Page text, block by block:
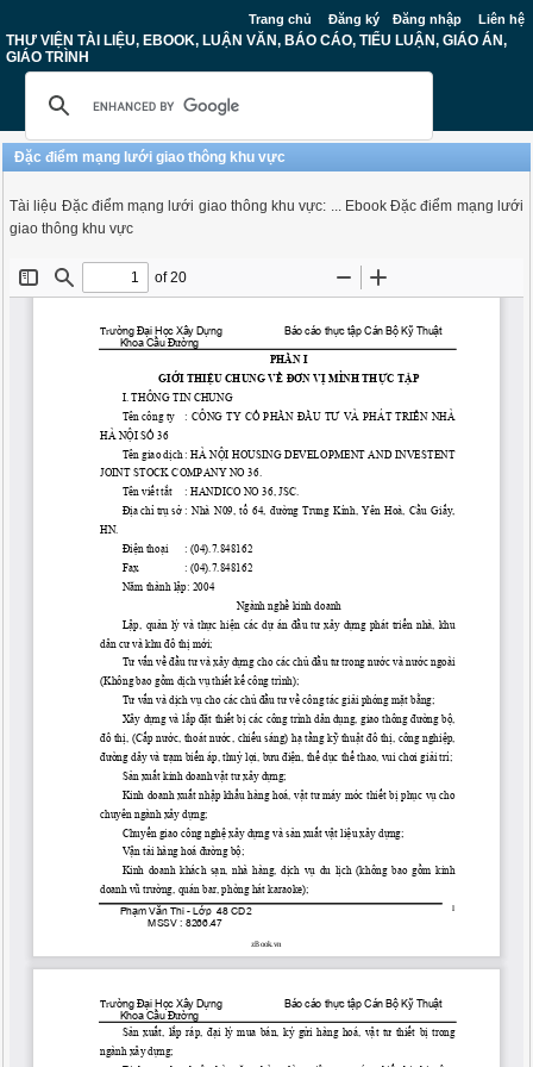
Trang chủ Đăng ký Đăng nhập Liên hệ
THƯ VIỆN TÀI LIỆU, EBOOK, LUẬN VĂN, BÁO CÁO, TIỂU LUẬN, GIÁO ÁN,
GIÁO TRÌNH
Đặc điểm mạng lưới giao thông khu vực
Tài liệu Đặc điểm mạng lưới giao thông khu vực: ... Ebook Đặc điểm mạng lưới
giao thông khu vực